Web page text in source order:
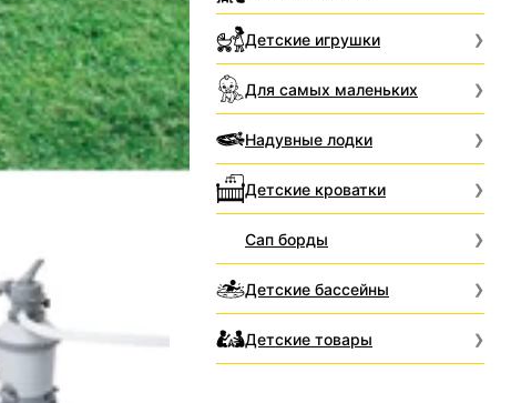
Детские игрушки
Для самых маленьких
Надувные лодки
Детские кроватки
Сап борды
Детские бассейны
Детские товары